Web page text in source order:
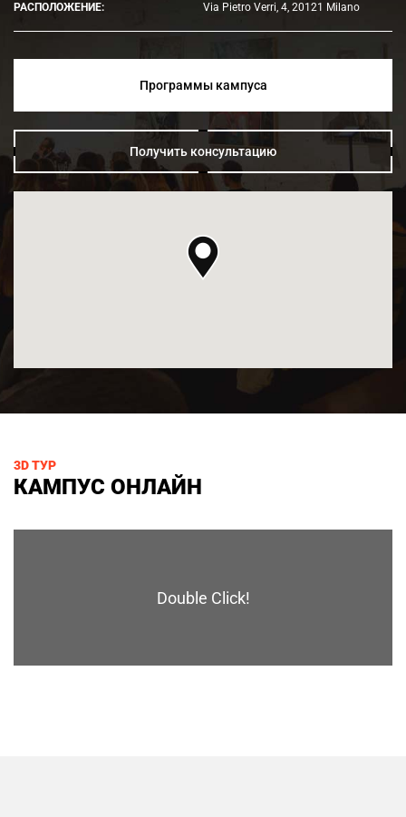
РАСПОЛОЖЕНИЕ: Via Pietro Verri, 4, 20121 Milano
Программы кампуса
Получить консультацию
3D ТУР
КАМПУС ОНЛАЙН